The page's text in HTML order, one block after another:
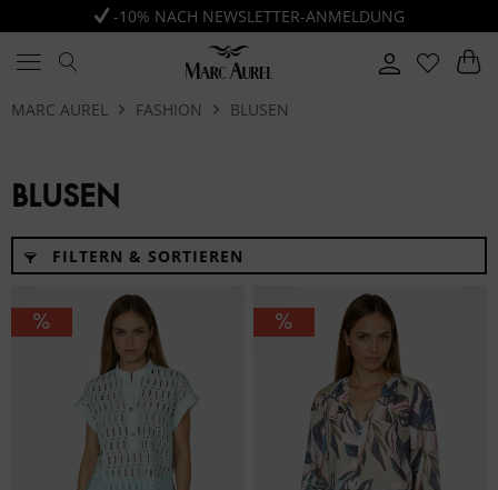
-10% NACH NEWSLETTER-ANMELDUNG
MARC AUREL FASHION BLUSEN
BLUSEN
FILTERN & SORTIEREN